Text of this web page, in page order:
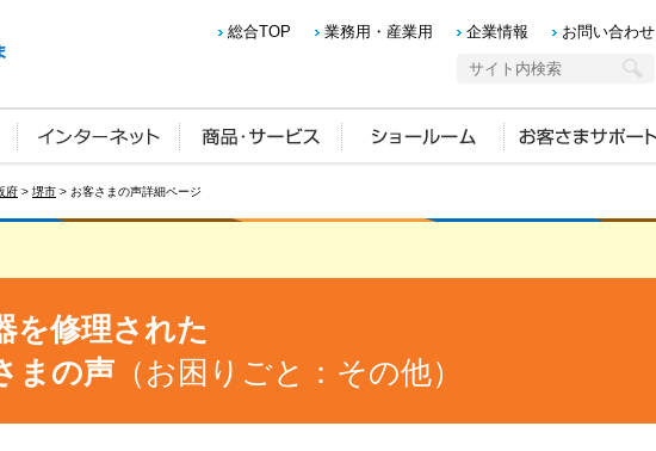
総合TOP 業務用・産業用 企業情報 お問い合わせ
府 > 堺市 > お客さまの声詳細ページ
を修理された
まの声 （お困りごと：その他）